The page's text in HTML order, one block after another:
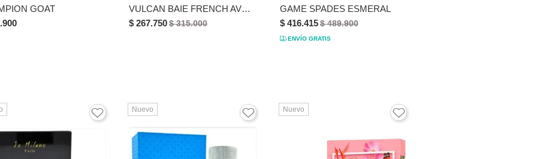
GOAT
VULCAN BAIE FRENCH AVENUE 100 ML
$ 267.750$ 315.000
GAME SPADES ESMERAL
$ 416.415$ 489.900
ENVÍO GRATIS
Nuevo Nuevo